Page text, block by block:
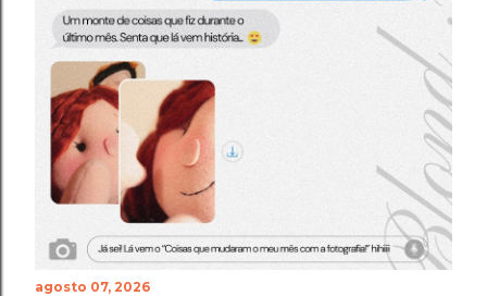
agosto 07, 2026